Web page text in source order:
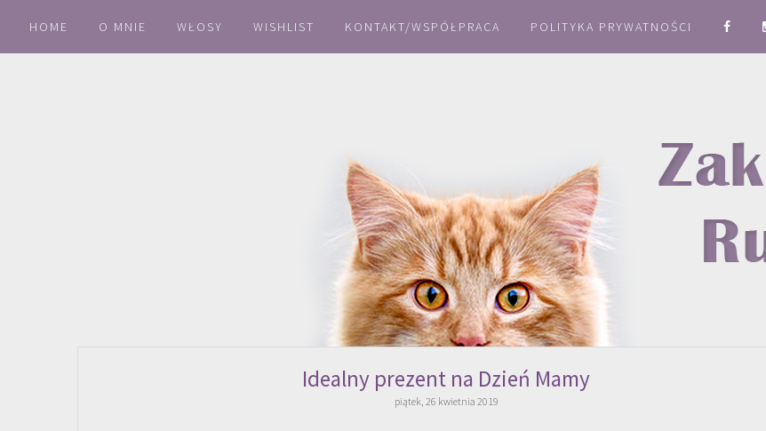
HOME O MNIE WŁOSY WISHLIST KONTAKT/WSPÓŁPRACA POLITYKA PRYWATNOŚCI
Idealny prezent na Dzień Mamy
piątek, 26 kwietnia 2019